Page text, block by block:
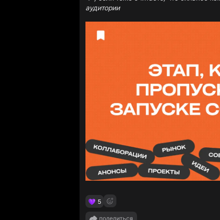
аудитории
5
поделиться